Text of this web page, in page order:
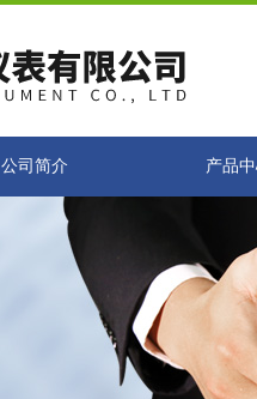
公司简介 产品